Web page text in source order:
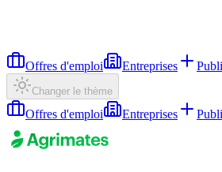
Offres d'emploi Entreprises
Changer le thème
Offres d'emploi Entreprises